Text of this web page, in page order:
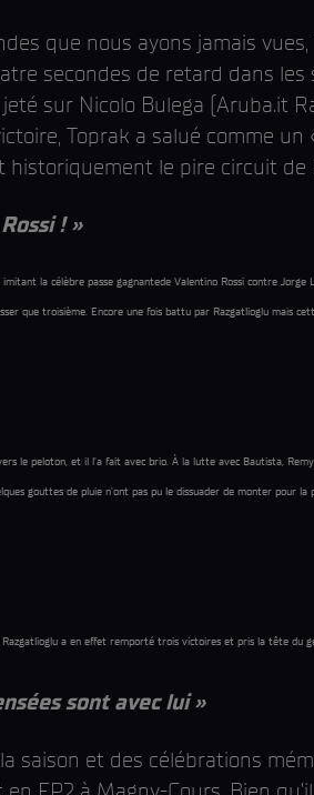
que nous ayons jamais vues,
secondes de retard dans les
sur Nicolo Bulega (Aruba.it
Toprak a salué comme un
le pire circuit de
! »
la célèbre passe gagnantede Valentino Rossi contre Jorge
que troisième. Encore une fois battu par Razgatlioglu mais
le peloton, et il l’a fait avec brio. À la lutte avec Bautista, Remy
gouttes de pluie n’ont pas pu le dissuader de monter pour la
a en effet remporté trois victoires et pris la tête du
sont avec lui »
saison et des célébrations